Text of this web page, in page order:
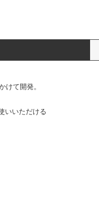
けて開発。
いいただける